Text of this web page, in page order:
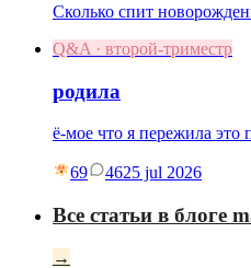
Сколько спит
Q&A · второй-триместр
родила
ё-мое что я пережила
69 4625 jul 2026
Все статьи в блоге
→